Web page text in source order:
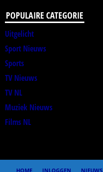
POPULAIRE CATEGORIE
Uitgelicht
Sport Nieuws
Sports
TV Nieuws
TV NL
Muziek Nieuws
Films NL
HOME INLOGGEN NIEUWS